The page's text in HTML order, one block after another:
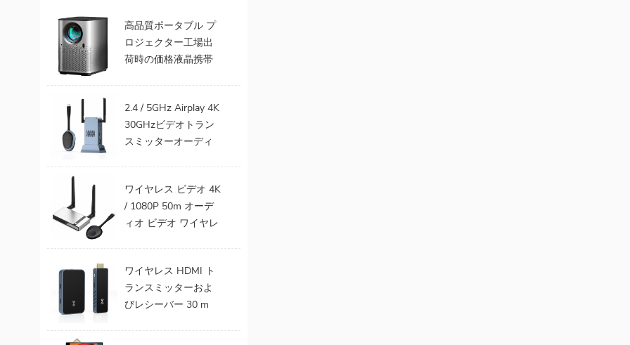
高品質ポータブル プ
ロジェクター工場出
荷時の価格液晶携帯
16 GB 32 GB WiFi ホ
ーム シアター
2.4 / 5GHz Airplay 4K
30GHzビデオトラン
スミッターオーディ
ヤレスHDMIトランス
ミッターおよびレシ
ーバーキットのサポ
ワイヤレス ビデオ 4K
/ 1080P 50m オーデ
ィオ ビデオ ワイヤレ
バー TV モニター プ
ロジェクター用
ワイヤレス HDMI ト
ランスミッターおよ
びレシーバー 30 m